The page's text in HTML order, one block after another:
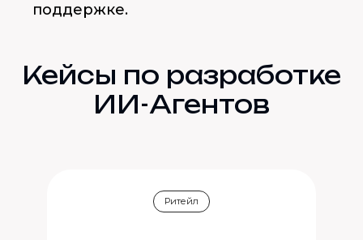
поддержке.
Кейсы по разработке
ИИ-Агентов
Ритейл